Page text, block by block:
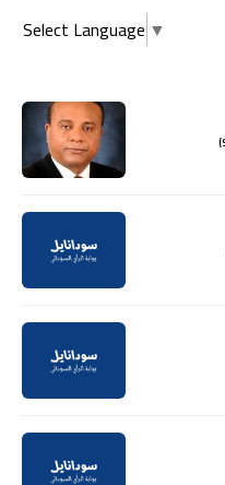
Select Language ▼